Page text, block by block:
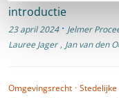
introductie
23 april 2024 · Jelmer
Lauree Jager , Jan van den
Omgevingsrecht ·